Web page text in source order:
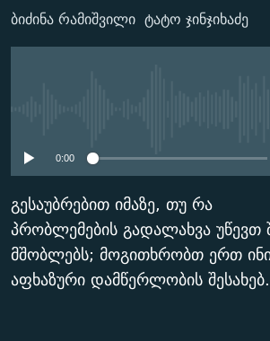
ᲛᲝᲚᲐᲞᲐᲠᲐᲙᲔ ᲢᲔᲥᲡᲢᲔᲑᲘ
ᲨᲘᲜ - ᲣᲪᲮᲝᲔᲗᲨᲘ
ᲩᲔᲛᲘ ᲡᲘᲙᲕᲓᲘᲚᲘᲡ ᲛᲘᲖᲔᲖᲘᲐ COVID-19
11 ᲬᲔᲚᲘ - 11 ᲐᲛᲑᲐᲕᲘ
ᲐᲒᲕᲘᲡᲢᲝᲡ ᲝᲛᲘ
ПРИВЕТ ᲙᲣᲚᲢᲣᲠᲐ
ᲒᲐᲛᲝᲘᲬᲔᲠᲔ
ბიძინა რამიშვილი ტატო ჯინჯიხაძე
0:00
გესაუბრებით იმაზე, თუ რა
პრობლემების გადალახვა უწევთ
მშობლებს; მოგითხრობთ ერთ
აფხაზური დამწერლობის შესახებ.